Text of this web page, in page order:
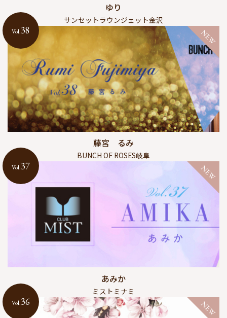
ゆり
サンセットラウンジェット金沢
Vol.38 NEW
藤宮 るみ
BUNCH OF ROSES岐阜
Vol.37 NEW
あみか
ミストミナミ
Vol.36 NEW